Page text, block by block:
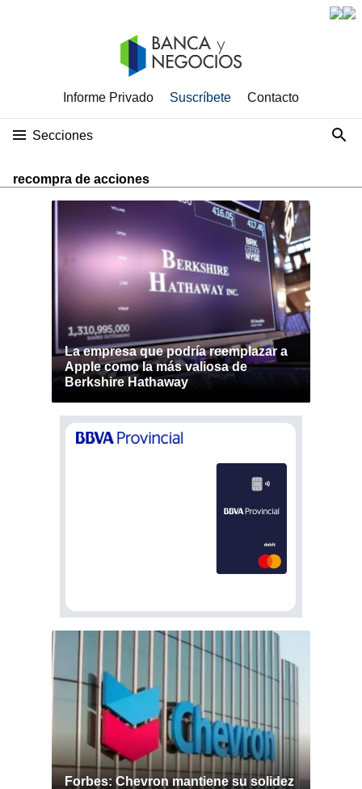
Informe Privado Suscríbete Contacto
Secciones
recompra de acciones
La empresa que podría reemplazar a
Apple como la más valiosa de
Berkshire Hathaway
Forbes: Chevron mantiene su solidez